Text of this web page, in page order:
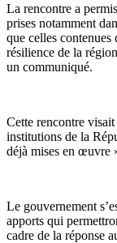
La rencontre a
prises notamment
que celles contenues
résilience de la
un communiqué.
Cette rencontre
institutions de la
déjà mises en œuvre
Le gouvernement
apports qui
cadre de la réponse